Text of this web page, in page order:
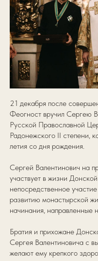
21 декабря после
Феогност вручил Сергею
Русской Православной
Радонежского II степени,
летия со дня рождения.
Сергей Валентинович на
участвует в жизни
непосредственное
развитию монастырской
начинания, направленные
Братия и прихожане
Сергея Валентиновича с
желают ему крепкого